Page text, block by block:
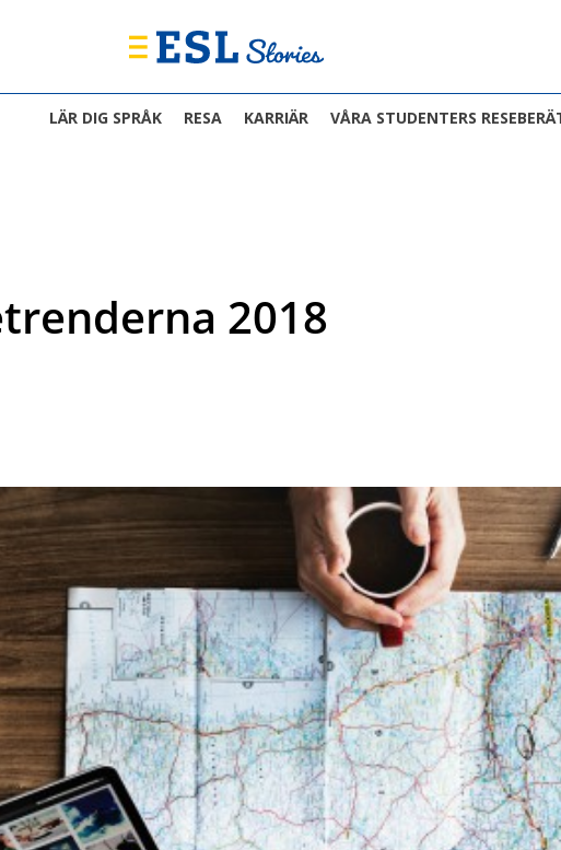
LÄR DIG SPRÅK RESA KARRIÄR VÅRA STUDENTERS
2018